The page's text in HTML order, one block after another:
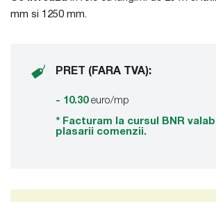
mm si 1250 mm.
PRET (FARA TVA):
- 10.30euro/mp
* Facturam la cursul BNR
plasarii comenzii.